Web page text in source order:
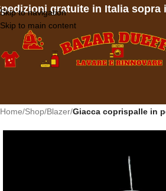
Skip to navigation
Skip to main content
gratuite in Italia sopra
Home/Shop/Blazer/Giacca coprispalle in